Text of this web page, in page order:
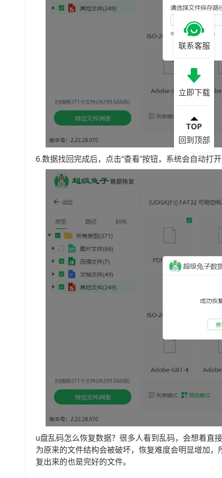
6.数据找回完成后，点击“查看”按钮，系统会自动打
u盘乱码怎么恢复数据？很多人看到乱码，会想着直
为原来的文件结构会被破坏，恢复难度会明显增加
复出来的也是完好的文件。
联系客服
立即下载
回到顶部